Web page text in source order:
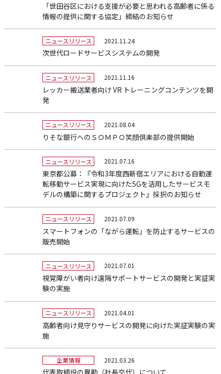
「世田谷区における支援が必要と思われる高齢者に係る
情報の提供に関する協定」締結のお知らせ
2021.11.24
ニュースリリース
次世代ロードサービスシステムの開発
2021.11.16
ニュースリリース
レッカー搬送業者向け VR トレーニングコンテンツを開
発
2021.08.04
ニュースリリース
りそな銀行へのＳＯＭＰＯ笑顔倶楽部の提供開始
2021.07.16
ニュースリリース
東京都公募：『令和3年度西新宿エリアにおける自動運
転移動サービス実現に向けた5Gを活用したサービスモ
デルの構築に関するプロジェクト』採択のお知らせ
2021.07.09
ニュースリリース
スマートフォンの「ながら運転」を防止するサービスの
販売開始
2021.07.01
ニュースリリース
視覚障がい者向け遠隔サポートサービスの開発と実証実
験の実施
2021.04.01
ニュースリリース
高齢者向け見守りサービスの開発に向けた実証実験の実
施
2021.03.26
企業情報